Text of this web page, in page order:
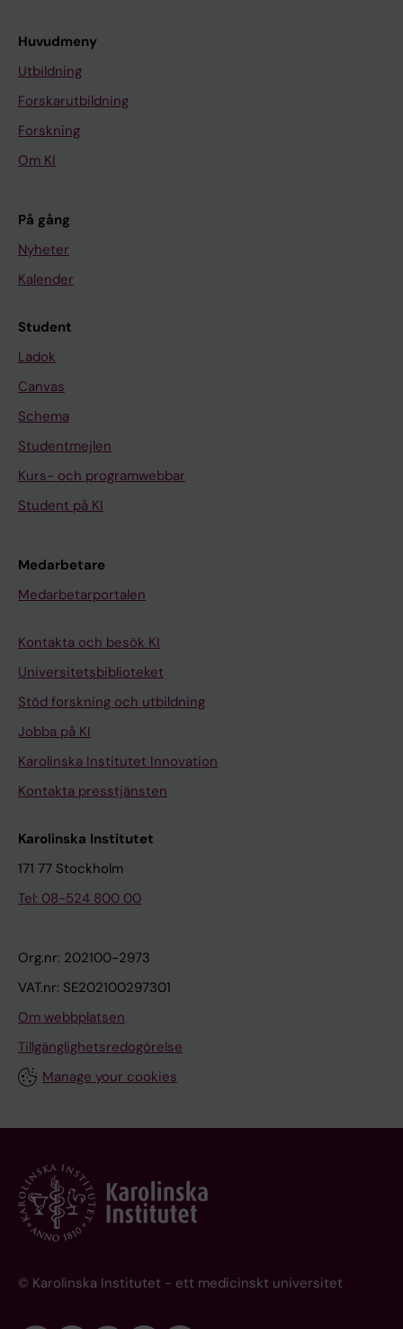
Huvudmeny
Utbildning
Forskarutbildning
Forskning
Om KI
På gång
Nyheter
Kalender
Student
Ladok
Canvas
Schema
Studentmejlen
Kurs- och programwebbar
Student på KI
Medarbetare
Medarbetarportalen
Kontakta och besök KI
Universitetsbiblioteket
Stöd forskning och utbildning
Jobba på KI
Karolinska Institutet Innovation
Kontakta presstjänsten
Karolinska Institutet
171 77 Stockholm
Tel: 08-524 800 00
Org.nr: 202100-2973
VAT.nr: SE202100297301
Om webbplatsen
Tillgänglighetsredogörelse
Manage your cookies
© Karolinska Institutet - ett medicinskt universitet